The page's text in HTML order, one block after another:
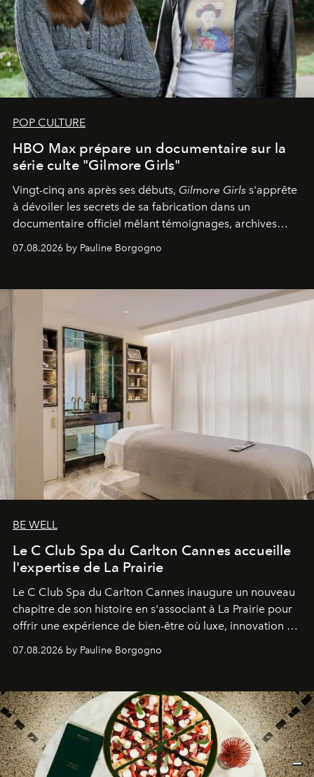
POP CULTURE
HBO Max prépare un documentaire sur la
série culte "Gilmore Girls"
Vingt-cinq ans après ses débuts, Gilmore Girls s'apprête
à dévoiler les secrets de sa fabrication dans un
documentaire officiel mêlant témoignages, archives
inédites et plongée dans les coulisses d'un phénomène
générationnel.
07.08.2026 by Pauline Borgogno
BE WELL
Le C Club Spa du Carlton Cannes accueille
l'expertise de La Prairie
Le C Club Spa du Carlton Cannes inaugure un nouveau
chapitre de son histoire en s'associant à La Prairie pour
offrir une expérience de bien-être où luxe, innovation et
expertise se rencontrent.
07.08.2026 by Pauline Borgogno